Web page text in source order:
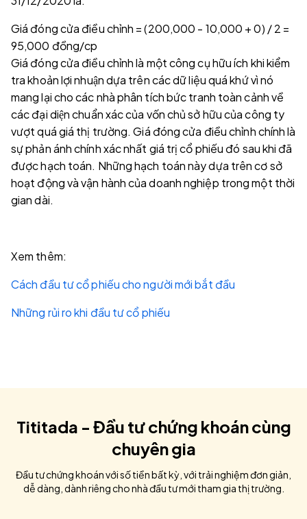
Giá đóng cửa điều chỉnh = (200,000 - 10,000 + 0) / 2 =
95,000 đồng/cp
Giá đóng cửa điều chỉnh là một công cụ hữu ích khi kiểm
tra khoản lợi nhuận dựa trên các dữ liệu quá khứ vì nó
mang lại cho các nhà phân tích bức tranh toàn cảnh về
các đại diện chuẩn xác của vốn chủ sở hữu của công ty
vượt quá giá thị trường. Giá đóng cửa điều chỉnh chính là
sự phản ánh chính xác nhất giá trị cổ phiếu đó sau khi đã
được hạch toán. Những hạch toán này dựa trên cơ sở
hoạt động và vận hành của doanh nghiệp trong một thời
gian dài.
Xem thêm:
Cách đầu tư cổ phiếu cho người mới bắt đầu
Những rủi ro khi đầu tư cổ phiếu
Tititada - Đầu tư chứng khoán cùng
chuyên gia
Đầu tư chứng khoán với số tiền bất kỳ, với trải nghiệm đơn giản,
dễ dàng, dành riêng cho nhà đầu tư mới tham gia thị trường.